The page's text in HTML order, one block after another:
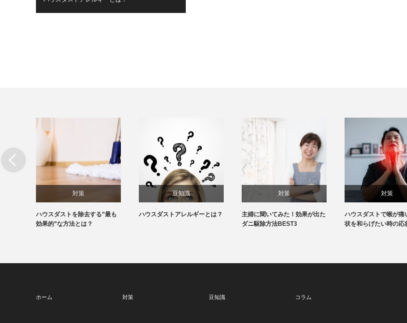
対策
ハウスダストを除去する”最も
効果的”な方法とは？
豆知識
ハウスダストアレルギーとは？
対策
主婦に聞いてみた！効果が出た
ダニ駆除方法BEST3
対策
ハウスダストで喉が
状を和らげたい時の応
ホーム 対策 豆知識 コラム